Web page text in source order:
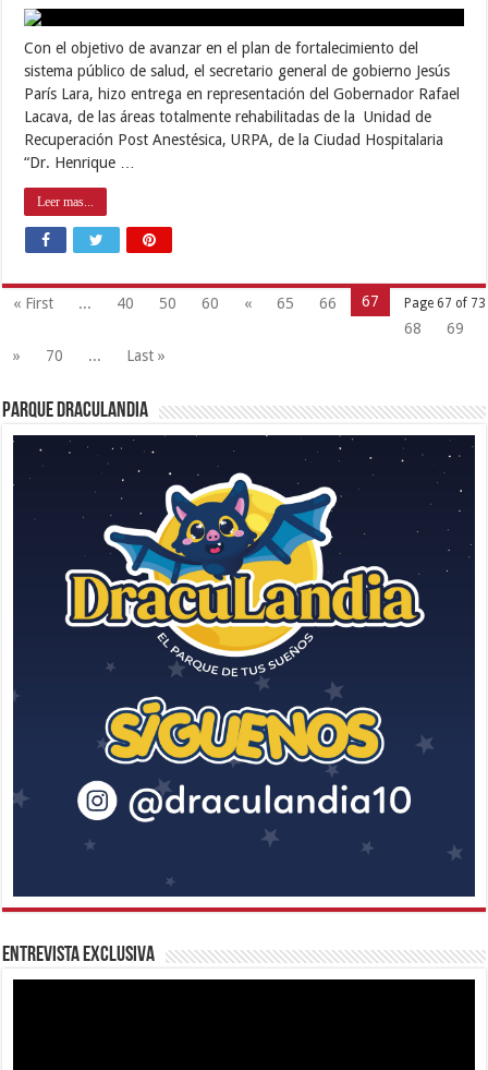
Con el objetivo de avanzar en el plan de fortalecimiento del
sistema público de salud, el secretario general de gobierno Jesús
París Lara, hizo entrega en representación del Gobernador Rafael
Lacava, de las áreas totalmente rehabilitadas de la Unidad de
Recuperación Post Anestésica, URPA, de la Ciudad Hospitalaria
“Dr. Henrique …
Leer mas...
Page 67 of 73
« First ... 40 50 60 « 65 66
67
68
69
»
70 ... Last »
Parque Draculandia
Entrevista Exclusiva